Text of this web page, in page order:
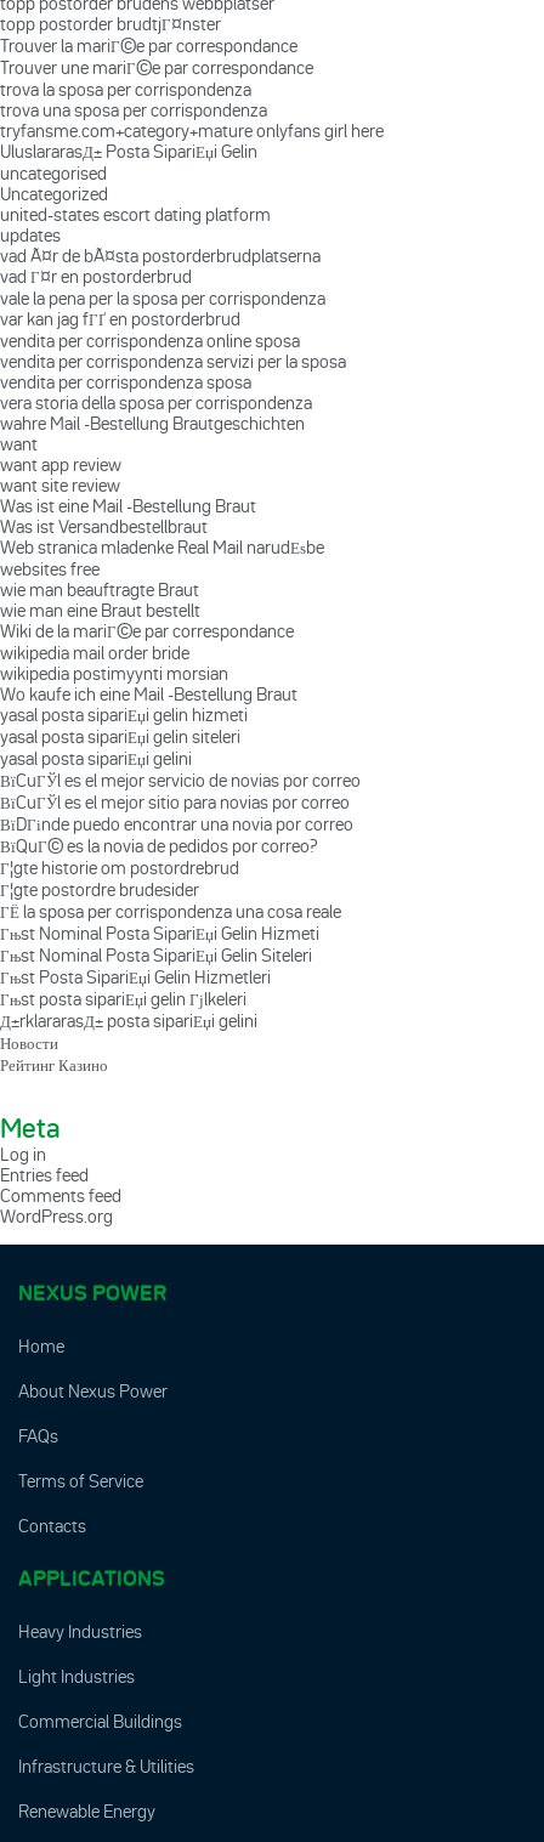
topp postorder brudtjГ¤nster
Trouver la mariГ©e par correspondance
Trouver une mariГ©e par correspondance
trova la sposa per corrispondenza
trova una sposa per corrispondenza
tryfansme.com+category+mature onlyfans girl here
UluslararasД± Posta SipariЕџi Gelin
uncategorised
Uncategorized
united-states escort dating platform
updates
vad Ã¤r de bÃ¤sta postorderbrudplatserna
vad Г¤r en postorderbrud
vale la pena per la sposa per corrispondenza
var kan jag fГҐ en postorderbrud
vendita per corrispondenza online sposa
vendita per corrispondenza servizi per la sposa
vendita per corrispondenza sposa
vera storia della sposa per corrispondenza
wahre Mail -Bestellung Brautgeschichten
want
want app review
want site review
Was ist eine Mail -Bestellung Braut
Was ist Versandbestellbraut
Web stranica mladenke Real Mail narudЕѕbe
websites free
wie man beauftragte Braut
wie man eine Braut bestellt
Wiki de la mariГ©e par correspondance
wikipedia mail order bride
wikipedia postimyynti morsian
Wo kaufe ich eine Mail -Bestellung Braut
yasal posta sipariЕџi gelin hizmeti
yasal posta sipariЕџi gelin siteleri
yasal posta sipariЕџi gelini
ВїCuГЎl es el mejor servicio de novias por correo
ВїCuГЎl es el mejor sitio para novias por correo
ВїDГіnde puedo encontrar una novia por correo
ВїQuГ© es la novia de pedidos por correo?
Г¦gte historie om postordrebrud
Г¦gte postordre brudesider
ГЁ la sposa per corrispondenza una cosa reale
Гњst Nominal Posta SipariЕџi Gelin Hizmeti
Гњst Nominal Posta SipariЕџi Gelin Siteleri
Гњst Posta SipariЕџi Gelin Hizmetleri
Гњst posta sipariЕџi gelin Гјlkeleri
Д±rklararasД± posta sipariЕџi gelini
Новости
Рейтинг Казино
Meta
Log in
Entries feed
Comments feed
WordPress.org
NEXUS POWER
Home
About Nexus Power
FAQs
Terms of Service
Contacts
APPLICATIONS
Heavy Industries
Light Industries
Commercial Buildings
Infrastructure & Utilities
Renewable Energy